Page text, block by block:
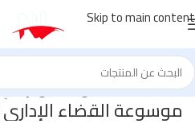
Skip to main content
الرئيسية/كتب القانون/القانون الإداري
موسوعة القضاء الإداري 8 أجزاء